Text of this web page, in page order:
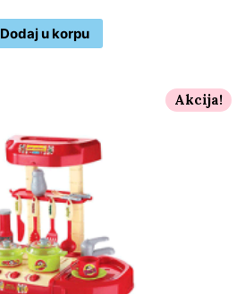
Dodaj u korpu
Akcija!